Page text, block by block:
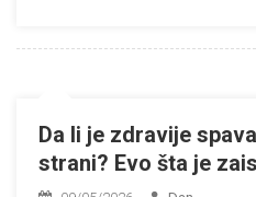
Da li je zdravije
strani? Evo šta je